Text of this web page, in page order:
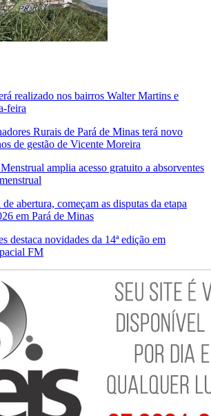
realizado nos bairros Walter Martins e
feira
Rurais de Pará de Minas terá novo
de gestão de Vicente Moreira
amplia acesso gratuito a absorventes
abertura, começam as disputas da etapa
em Pará de Minas
destaca novidades da 14ª edição em
FM